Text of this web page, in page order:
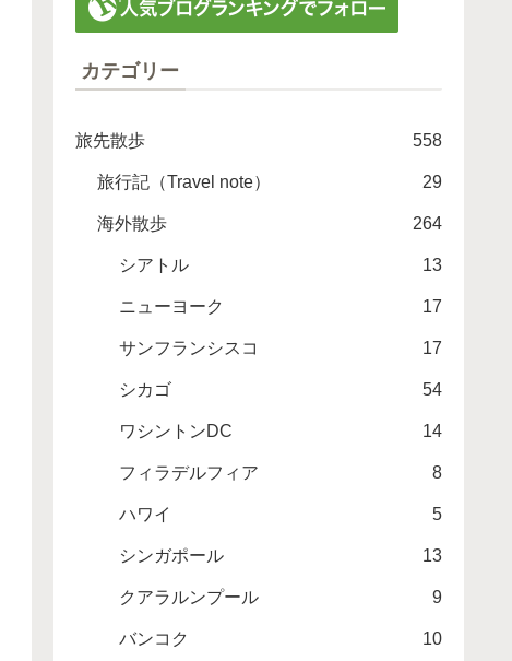
カテゴリー
旅先散歩 558
旅行記（Travel note） 29
海外散歩 264
シアトル 13
ニューヨーク 17
サンフランシスコ 17
シカゴ 54
ワシントンDC 14
フィラデルフィア 8
ハワイ 5
シンガポール 13
クアラルンプール 9
バンコク 10